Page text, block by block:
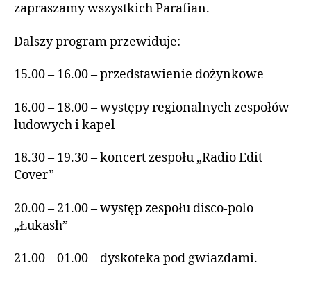
zapraszamy wszystkich Parafian.
Dalszy program przewiduje:
15.00 – 16.00 – przedstawienie dożynkowe
16.00 – 18.00 – występy regionalnych zespołów
ludowych i kapel
18.30 – 19.30 – koncert zespołu „Radio Edit
Cover”
20.00 – 21.00 – występ zespołu disco-polo
„Łukash”
21.00 – 01.00 – dyskoteka pod gwiazdami.